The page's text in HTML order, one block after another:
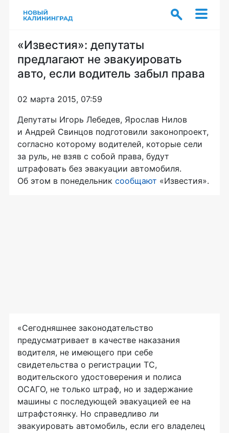
«Известия»: депутаты
предлагают не эвакуировать
авто, если водитель забыл права
02 марта 2015, 07:59
Депутаты Игорь Лебедев, Ярослав Нилов
и Андрей Свинцов подготовили законопроект,
согласно которому водителей, которые сели
за руль, не взяв с собой права, будут
штрафовать без эвакуации автомобиля.
Об этом в понедельник сообщают «Известия».
«Сегодняшнее законодательство
предусматривает в качестве наказания
водителя, не имеющего при себе
свидетельства о регистрации ТС,
водительского удостоверения и полиса
ОСАГО, не только штраф, но и задержание
машины с последующей эвакуацией ее на
штрафстоянку. Но справедливо ли
эвакуировать автомобиль, если его владелец